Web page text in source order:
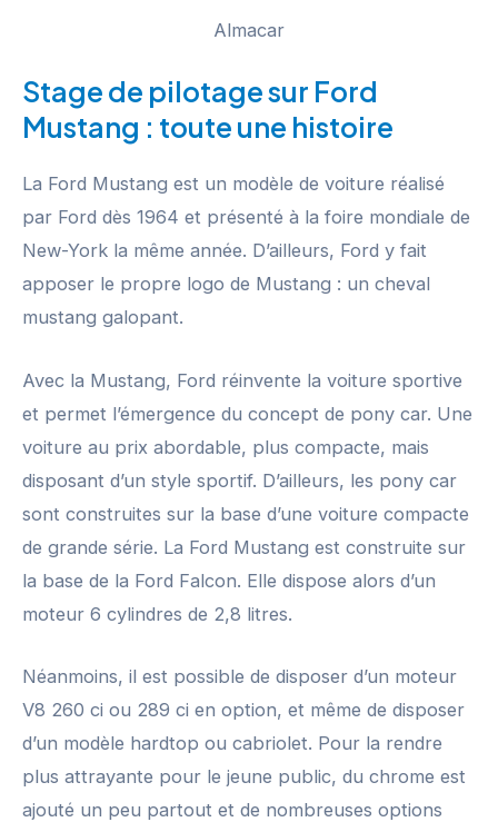
Almacar
Stage de pilotage sur Ford
Mustang : toute une histoire
La Ford Mustang est un modèle de voiture réalisé
par Ford dès 1964 et présenté à la foire mondiale de
New-York la même année. D’ailleurs, Ford y fait
apposer le propre logo de Mustang : un cheval
mustang galopant.
Avec la Mustang, Ford réinvente la voiture sportive
et permet l’émergence du concept de pony car. Une
voiture au prix abordable, plus compacte, mais
disposant d’un style sportif. D’ailleurs, les pony car
sont construites sur la base d’une voiture compacte
de grande série. La Ford Mustang est construite sur
la base de la Ford Falcon. Elle dispose alors d’un
moteur 6 cylindres de 2,8 litres.
Néanmoins, il est possible de disposer d’un moteur
V8 260 ci ou 289 ci en option, et même de disposer
d’un modèle hardtop ou cabriolet. Pour la rendre
plus attrayante pour le jeune public, du chrome est
ajouté un peu partout et de nombreuses options